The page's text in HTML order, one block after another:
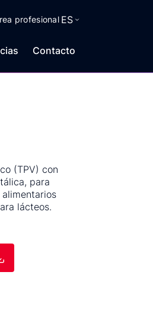
profesional ES
Contacto
(TPV) con
para
lácteos.